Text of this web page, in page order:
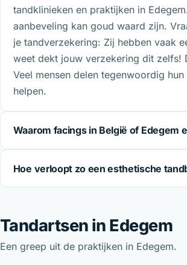
tandklinieken en praktijken in
aanbeveling kan goud waard zijn.
je tandverzekering: Zij hebben vaak
weet dekt jouw verzekering dit zelfs!
Veel mensen delen tegenwoordig
helpen.
Waarom facings in België of Edegem
Hoe verloopt zo een esthetische
Tandartsen in Edegem
Een greep uit de praktijken in Edegem.